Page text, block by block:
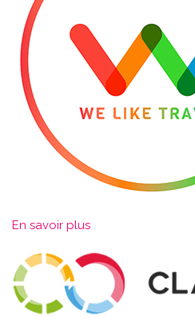
En savoir plus